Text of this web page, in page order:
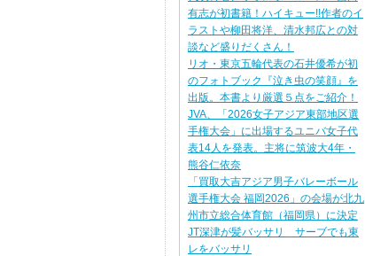
有志が初書籍！ハイキュー!!作者のイ
ラストや柳田将洋、清水邦広との対
談など盛りだくさん！
リオ・東京五輪代表の石井優希が初
のフォトブック『泣き虫の笑顔』を
出版。本書より厳選５点をご紹介！
JVA、「2026女子アジア東部地区選
手権大会」に出場するユニバ女子代
表14人を発表。主将に筑波大4年・
熊谷仁依奈
「買取大吉アジア男子バレーボール
選手権大会 福岡2026」の会場が北九
州市立総合体育館（福岡県）に決定
JT深津が髪バッサリ サーブでも東
レをバッサリ